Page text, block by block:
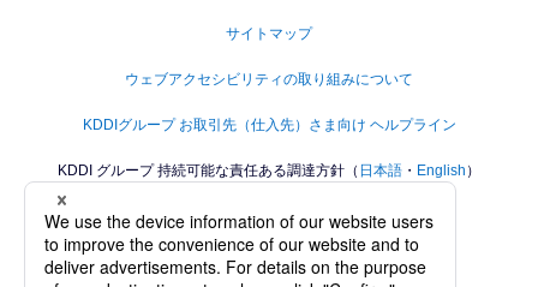
サイトマップ
ウェブアクセシビリティの取り組みについて
KDDIグループ お取引先（仕入先）さま向け ヘルプライン
KDDI グループ 持続可能な責任ある調達方針（ 日本語 ・ English ）
KDDIグループ人権方針
KDDIグループカスタマーハラスメントに対する方針